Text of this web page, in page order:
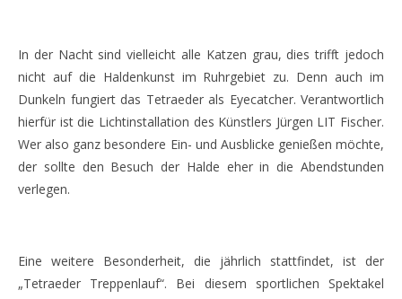
In der Nacht sind vielleicht alle Katzen grau, dies trifft jedoch
nicht auf die Haldenkunst im Ruhrgebiet zu. Denn auch im
Dunkeln fungiert das Tetraeder als Eyecatcher. Verantwortlich
hierfür ist die Lichtinstallation des Künstlers Jürgen LIT Fischer.
Wer also ganz besondere Ein- und Ausblicke genießen möchte,
der sollte den Besuch der Halde eher in die Abendstunden
verlegen.
Eine weitere Besonderheit, die jährlich stattfindet, ist der
„Tetraeder Treppenlauf“. Bei diesem sportlichen Spektakel